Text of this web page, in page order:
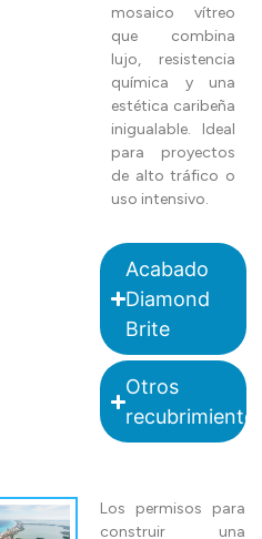
mosaico vítreo
que combina
lujo, resistencia
química y una
estética caribeña
inigualable. Ideal
para proyectos
de alto tráfico o
uso intensivo.
Acabado
Diamond
Brite
Otros
Los permisos para
construir una